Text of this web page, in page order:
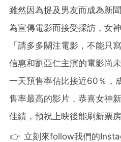
雖然因為提及男友而成為新
為宣傳電影而接受採訪，女
「請多多關注電影，不能只
信惠和劉亞仁主演的電影尚
一天預售率佔比接近60％，
售率最高的影片，恭喜女神
佳績，預祝上映後能刷新票
👉 立刻來follow我們的